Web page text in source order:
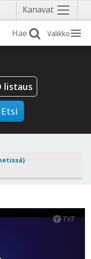
Kanavat Näytä
valikko
Valikko
listaus
Etsi